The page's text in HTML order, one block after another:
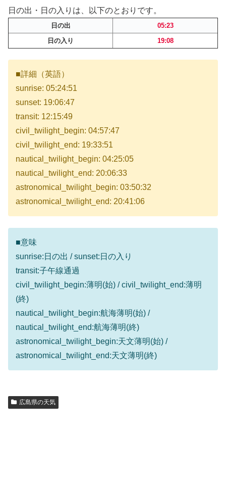
日の出・日の入りは、以下のとおりです。
日の出
05:23
日の入り
19:08
■詳細（英語）
sunrise: 05:24:51
sunset: 19:06:47
transit: 12:15:49
civil_twilight_begin: 04:57:47
civil_twilight_end: 19:33:51
nautical_twilight_begin: 04:25:05
nautical_twilight_end: 20:06:33
astronomical_twilight_begin: 03:50:32
astronomical_twilight_end: 20:41:06
■意味
sunrise:日の出 / sunset:日の入り
transit:子午線通過
civil_twilight_begin:薄明(始) / civil_twilight_end:薄明
(終)
nautical_twilight_begin:航海薄明(始) /
nautical_twilight_end:航海薄明(終)
astronomical_twilight_begin:天文薄明(始) /
astronomical_twilight_end:天文薄明(終)
広島県の天気